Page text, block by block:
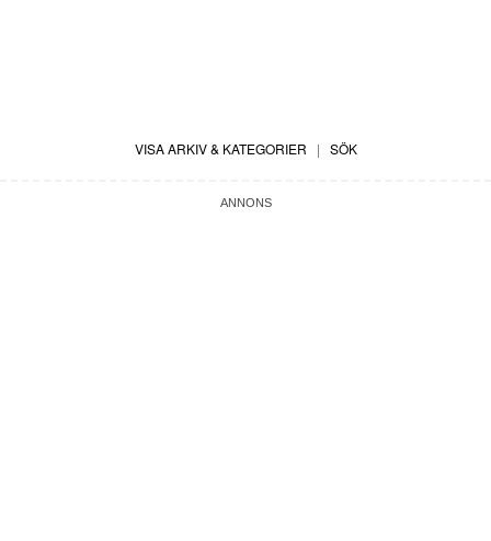
VISA ARKIV & KATEGORIER | SÖK